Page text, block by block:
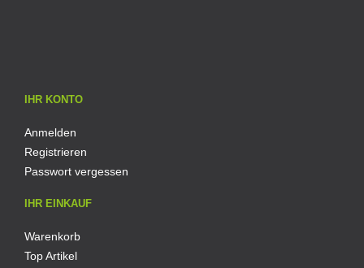
IHR KONTO
Anmelden
Registrieren
Passwort vergessen
IHR EINKAUF
Warenkorb
Top Artikel